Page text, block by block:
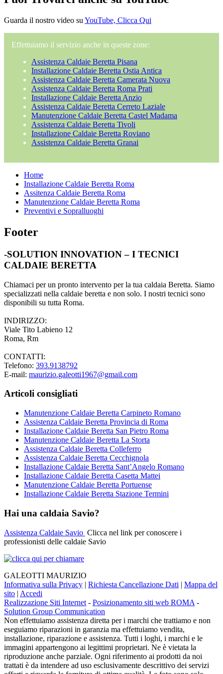
Guarda il nostro video su YouTube, Clicca Qui
Effettuiamo il servizio anche in queste zone:
Assistenza Caldaie Beretta Pisana
Installazione Caldaie Beretta Ostia Antica
Assistenza Caldaie Beretta Camerata Nuova
Assistenza Caldaie Beretta Roma Prati
Installazione Caldaie Beretta Anzio
Assistenza Caldaie Beretta Cerreto Laziale
Manutenzione Caldaie Beretta Castel Madama
Assistenza Caldaie Beretta Tivoli
Installazione Caldaie Beretta Roviano
Assistenza Caldaie Beretta Granai
Home
Installazione Caldaie Beretta Roma
Assitenza Caldaie Beretta Roma
Manutenzione Caldaie Beretta Roma
Preventivi e Sopralluoghi
Footer
-SOLUTION INNOVATION – I TECNICI
CALDAIE BERETTA
Chiamaci per un pronto intervento per la tua caldaia Beretta. Siamo
specializzati nella caldaie beretta e non solo. I nostri tecnici sono
disponibili su tutta Roma.
INDIRIZZO:
Viale Tito Labieno 12
Roma, Rm
CONTATTI:
Telefono: 393.9138792
E-mail: maurizio.galeotti1967@gmail.com
Articoli consigliati
Manutenzione Caldaie Beretta Carpineto Romano
Assistenza Caldaie Beretta Provincia di Roma
Installazione Caldaie Beretta San Pietro Roma
Manutenzione Caldaie Beretta La Storta
Assistenza Caldaie Beretta Colleferro
Assistenza Caldaie Beretta Cecchignola
Installazione Caldaie Beretta Sant’Angelo Romano
Installazione Caldaie Beretta Casetta Mattei
Manutenzione Caldaie Beretta Portuense
Installazione Caldaie Beretta Stazione Termini
Hai una caldaia Savio?
Assistenza Caldaie Savio Clicca nel link per conoscere i
professionisti delle caldaie Savio
GALEOTTI MAURIZIO
Informativa sulla Privacy | Richiesta Cancellazione Dati | Mappa del
sito | Accedi
Realizzazione Siti Internet - Posizionamento siti web ROMA -
Solution Group Communication
Non effettuiamo assistenza diretta per i marchi che trattiamo e non
eseguiamo riparazioni in garanzia ma effettuiamo vendita,
installazione, riparazione e assistenza. Tutti i loghi, i marchi e le
immagini appartengono ai legittimi proprietari. Ne è vietata la
riproduzione anche parziale. Ogni riferimento ai prodotti da noi
trattati è da intendere ad uso esclusivamente descrittivo dei servizi